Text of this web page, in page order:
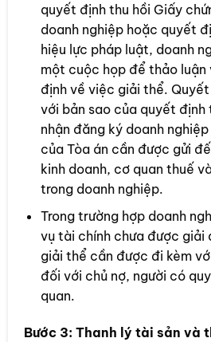
quyết định thu hồi Giấy
doanh nghiệp hoặc quyết
hiệu lực pháp luật, doanh
một cuộc họp để thảo luận
định về việc giải thể.
với bản sao của quyết định
nhận đăng ký doanh
của Tòa án cần được gửi
kinh doanh, cơ quan thuế
trong doanh nghiệp.
Trong trường hợp doanh
vụ tài chính chưa được giải
giải thể cần được đi kèm
đối với chủ nợ, người có
quan.
Bước 3: Thanh lý tài sản và